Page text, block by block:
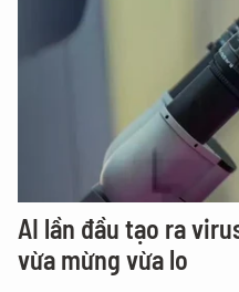
AI lần đầu tạo ra
vừa mừng vừa lo